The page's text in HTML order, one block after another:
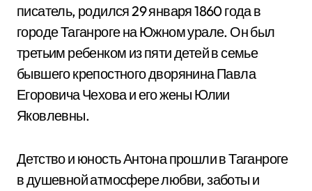
писатель, родился 29 января 1860 года в
городе Таганроге на Южном урале. Он был
третьим ребенком из пяти детей в семье
бывшего крепостного дворянина Павла
Егоровича Чехова и его жены Юлии
Яковлевны.
Детство и юность Антона прошли в Таганроге
в душевной атмосфере любви, заботы и